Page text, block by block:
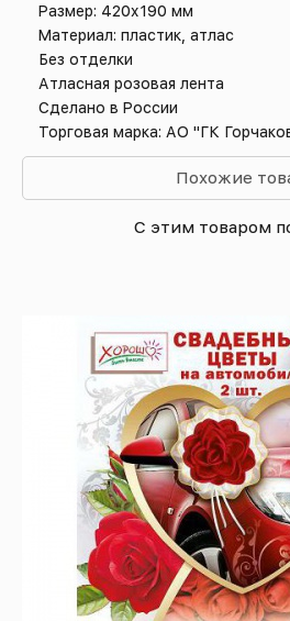
Размер: 420х190 мм
Материал: пластик, атлас
Без отделки
Атласная розовая лента
Сделано в России
Торговая марка: АО "ГК
Похожие
С этим товаром